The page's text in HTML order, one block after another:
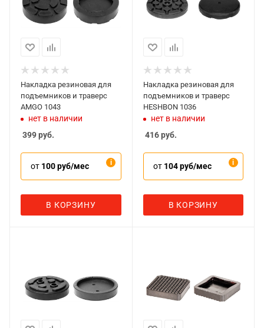
Накладка резиновая для
подъемников и траверс
AMGO 1043
нет в наличии
399руб.
от 100 руб/мес
В КОРЗИНУ
Накладка резиновая для
подъемников и траверс
HESHBON 1036
нет в наличии
416руб.
от 104 руб/мес
В КОРЗИНУ